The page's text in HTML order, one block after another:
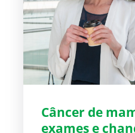
Câncer de
exames e